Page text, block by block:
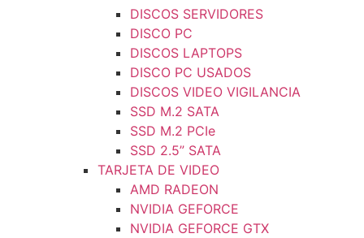
DISCOS SERVIDORES
DISCO PC
DISCOS LAPTOPS
DISCO PC USADOS
DISCOS VIDEO VIGILANCIA
SSD M.2 SATA
SSD M.2 PCIe
SSD 2.5” SATA
TARJETA DE VIDEO
AMD RADEON
NVIDIA GEFORCE
NVIDIA GEFORCE GTX